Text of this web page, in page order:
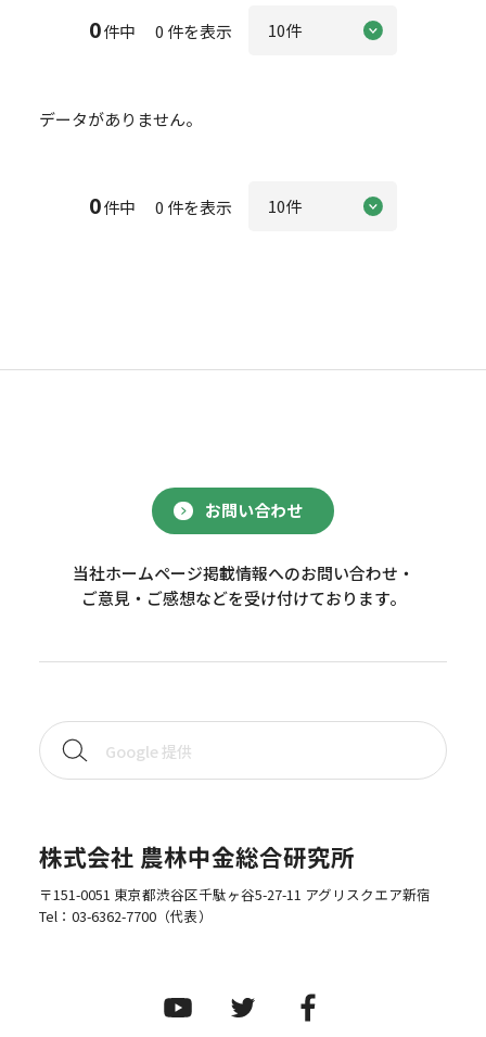
0件中 0 件を表示
データがありません。
0件中 0 件を表示
お問い合わせ
当社ホームページ掲載情報へのお問い合わせ・
ご意見・ご感想などを受け付けております。
株式会社 農林中金総合研究所
〒151-0051 東京都渋谷区千駄ヶ谷5-27-11 アグリスクエア新宿
Tel： 03-6362-7700（代表）